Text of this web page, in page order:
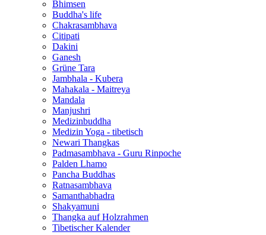
Bhimsen
Buddha's life
Chakrasambhava
Citipati
Dakini
Ganesh
Grüne Tara
Jambhala - Kubera
Mahakala - Maitreya
Mandala
Manjushri
Medizinbuddha
Medizin Yoga - tibetisch
Newari Thangkas
Padmasambhava - Guru Rinpoche
Palden Lhamo
Pancha Buddhas
Ratnasambhava
Samanthabhadra
Shakyamuni
Thangka auf Holzrahmen
Tibetischer Kalender